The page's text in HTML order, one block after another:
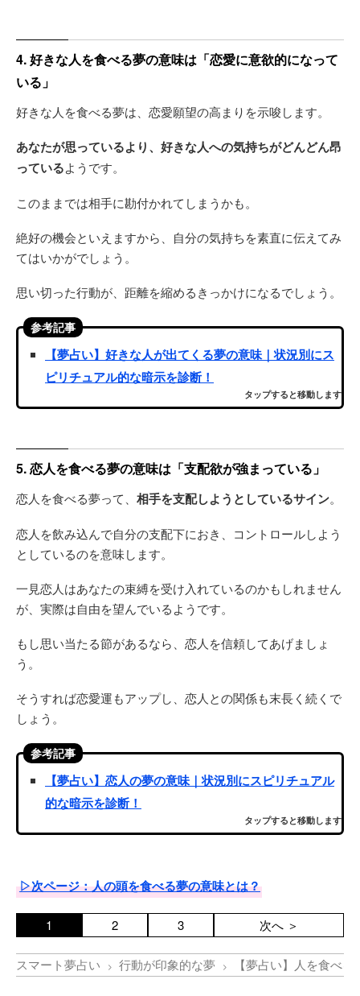
4. 好きな人を食べる夢の意味は「恋愛に意欲的になって
いる」
好きな人を食べる夢は、恋愛願望の高まりを示唆します。
あなたが思っているより、好きな人への気持ちがどんどん昂
っているようです。
このままでは相手に勘付かれてしまうかも。
絶好の機会といえますから、自分の気持ちを素直に伝えてみ
てはいかがでしょう。
思い切った行動が、距離を縮めるきっかけになるでしょう。
参考記事
【夢占い】好きな人が出てくる夢の意味｜状況別にス
ピリチュアル的な暗示を診断！
タップすると移動します
5. 恋人を食べる夢の意味は「支配欲が強まっている」
恋人を食べる夢って、 相手を支配しようとしているサイン。
恋人を飲み込んで自分の支配下におき、コントロールしよう
としているのを意味します。
一見恋人はあなたの束縛を受け入れているのかもしれません
が、実際は自由を望んでいるようです。
もし思い当たる節があるなら、恋人を信頼してあげましょ
う。
そうすれば恋愛運もアップし、恋人との関係も末長く続くで
しょう。
参考記事
【夢占い】恋人の夢の意味｜状況別にスピリチュアル
的な暗示を診断！
タップすると移動します
▷次ページ：人の頭を食べる夢の意味とは？
1 2 3 次へ ＞
スマート夢占い 行動が印象的な夢 【夢占い】人を食べ